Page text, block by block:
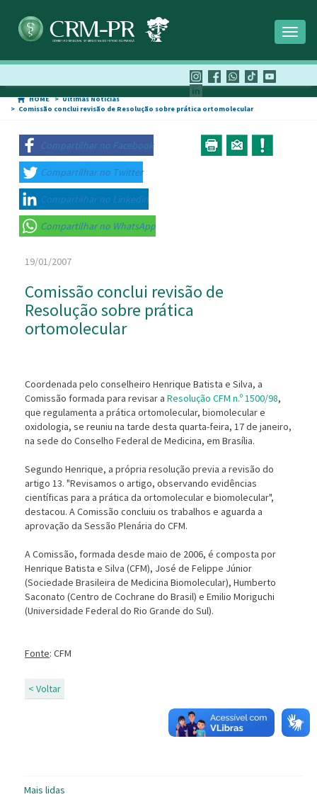
HOME
Últimas Notícias
Comissão conclui revisão de Resolução sobre prática ortomolecular
Compartilhar no Facebook
Compartilhar no Twitter
Compartilhar no Linkedin
Compartilhar no WhatsApp
19/01/2007
Comissão conclui revisão de
Resolução sobre prática
ortomolecular
Coordenada pelo conselheiro Henrique Batista e Silva, a
Comissão formada para revisar a Resolução CFM n.º 1500/98,
que regulamenta a prática ortomolecular, biomolecular e
oxidologia, se reuniu na tarde desta quarta-feira, 17 de janeiro,
na sede do Conselho Federal de Medicina, em Brasília.
Segundo Henrique, a própria resolução previa a revisão do
artigo 13. "Revisamos o artigo, observando evidências
científicas para a prática da ortomolecular e biomolecular",
destacou. A Comissão concluiu os trabalhos e aguarda a
aprovação da Sessão Plenária do CFM.
A Comissão, formada desde maio de 2006, é composta por
Henrique Batista e Silva (CFM), José de Felippe Júnior
(Sociedade Brasileira de Medicina Biomolecular), Humberto
Saconato (Centro de Cochrane do Brasil) e Emilio Moriguchi
(Universidade Federal do Rio Grande do Sul).
Fonte: CFM
< Voltar
Mais lidas